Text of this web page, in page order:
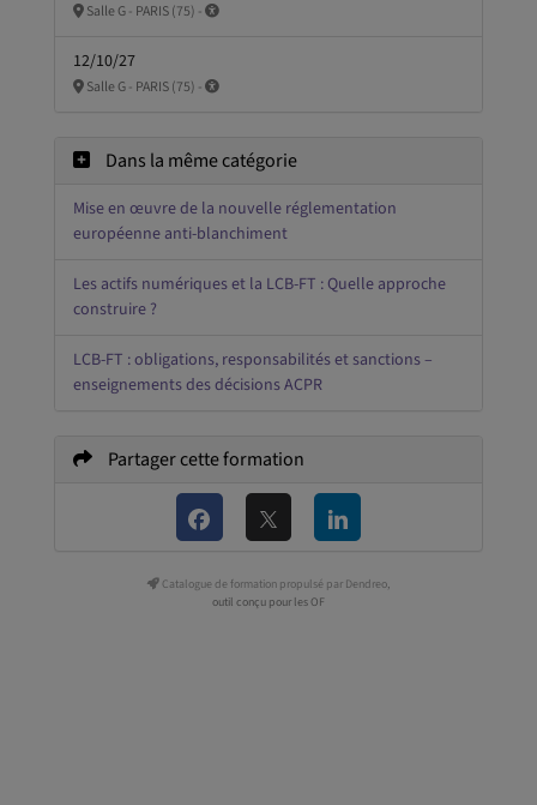
Salle G - PARIS (75) -
12/10/27
Salle G - PARIS (75) -
Dans la même catégorie
Mise en œuvre de la nouvelle réglementation
européenne anti-blanchiment
Les actifs numériques et la LCB-FT : Quelle approche
construire ?
LCB-FT : obligations, responsabilités et sanctions –
enseignements des décisions ACPR
Partager cette formation
Catalogue de formation propulsé par Dendreo,
outil conçu pour les OF